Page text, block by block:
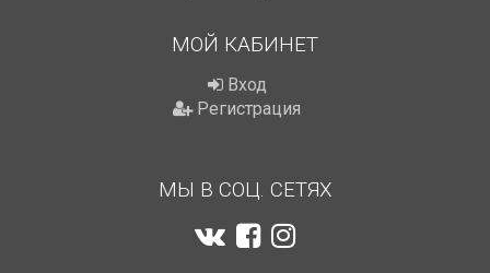
МОЙ КАБИНЕТ
Вход
Регистрация
МЫ В СОЦ. СЕТЯХ